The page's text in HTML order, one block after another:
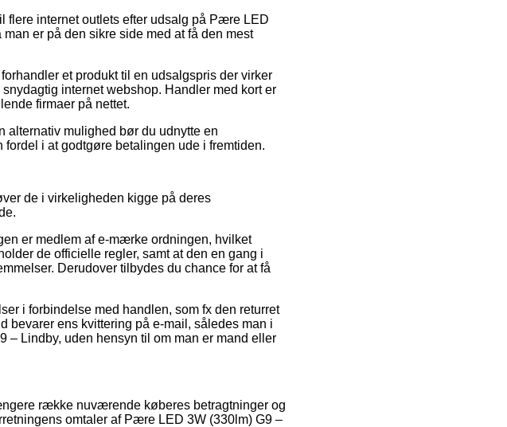
flere internet outlets efter udsalg på Pære LED
er på den sikre side med at få den mest
et produkt til en udsalgspris der virker
internet webshop. Handler med kort er
firmaer på nettet.
alternativ mulighed bør du udnytte en
i at godtgøre betalingen ude i fremtiden.
de i virkeligheden kigge på deres
er medlem af e-mærke ordningen, hvilket
de officielle regler, samt at den en gang i
Derudover tilbydes du chance for at få
i forbindelse med handlen, som fx den returret
bevarer ens kvittering på e-mail, således man i
– Lindby, uden hensyn til om man er mand eller
række nuværende køberes betragtninger og
omtaler af Pære LED 3W (330lm) G9 –